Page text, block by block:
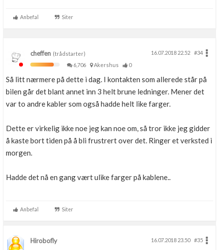
Anbefal Siter
cheffen (trådstarter) 16.07.2018 22.52
#34
6,706
Akershus 0
Så litt nærmere på dette i dag. I kontakten som allerede står på
bilen går det blant annet inn 3 helt brune ledninger. Mener det
var to andre kabler som også hadde helt like farger.
Dette er virkelig ikke noe jeg kan noe om, så tror ikke jeg gidder
å kaste bort tiden på å bli frustrert over det. Ringer et verksted i
morgen.
Hadde det nå en gang vært ulike farger på kablene..
Anbefal Siter
Hirobofly 16.07.2018 23.50
#35